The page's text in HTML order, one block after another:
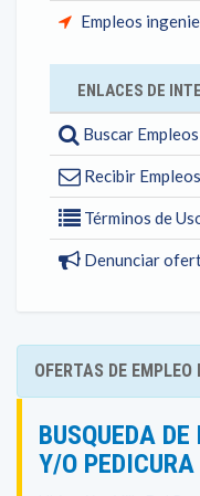
Empleos
ENLACES DE
Buscar Empleos
Recibir
Términos de
Denunciar
OFERTAS DE
BUSQUEDA
Y/O